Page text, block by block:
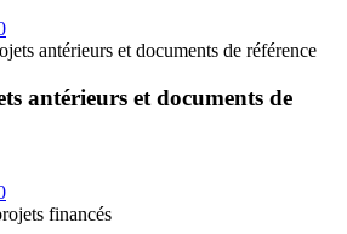
antérieurs et documents de référence
antérieurs et documents de
financés